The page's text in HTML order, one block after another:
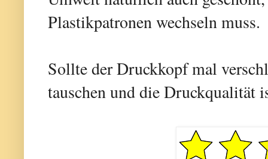
Plastikpatronen wechseln muss.
Sollte der Druckkopf mal
tauschen und die Druckqualität